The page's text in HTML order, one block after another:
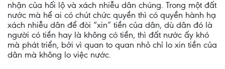
nhận của hối lộ và xách nhiễu dân chúng. Trong một đất
nước mà hể ai có chút chức quyền thì có quyền hành hạ
xách nhiễu dân để đòi “xin” tiền của dân, dù dân đó là
người có tiền hay là không có tiền, thì đất nước ấy khó
mà phát triển, bởi vì quan to quan nhỏ chỉ lo xin tiền của
dân mà không lo việc nước.